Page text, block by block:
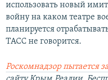
использовать новый
войну на каком театре
планируется
ТАСС не говорится.
Роскомнадзор пытается